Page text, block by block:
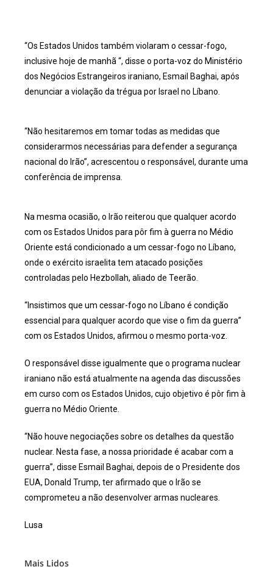
“Os Estados Unidos também violaram o cessar-fogo,
inclusive hoje de manhã “, disse o porta-voz do Ministério
dos Negócios Estrangeiros iraniano, Esmail Baghai, após
denunciar a violação da trégua por Israel no Líbano.
“Não hesitaremos em tomar todas as medidas que
considerarmos necessárias para defender a segurança
nacional do Irão”, acrescentou o responsável, durante uma
conferência de imprensa.
Na mesma ocasião, o Irão reiterou que qualquer acordo
com os Estados Unidos para pôr fim à guerra no Médio
Oriente está condicionado a um cessar-fogo no Líbano,
onde o exército israelita tem atacado posições
controladas pelo Hezbollah, aliado de Teerão.
“Insistimos que um cessar-fogo no Líbano é condição
essencial para qualquer acordo que vise o fim da guerra”
com os Estados Unidos, afirmou o mesmo porta-voz.
O responsável disse igualmente que o programa nuclear
iraniano não está atualmente na agenda das discussões
em curso com os Estados Unidos, cujo objetivo é pôr fim à
guerra no Médio Oriente.
“Não houve negociações sobre os detalhes da questão
nuclear. Nesta fase, a nossa prioridade é acabar com a
guerra”, disse Esmail Baghai, depois de o Presidente dos
EUA, Donald Trump, ter afirmado que o Irão se
comprometeu a não desenvolver armas nucleares.
Lusa
Mais Lidos